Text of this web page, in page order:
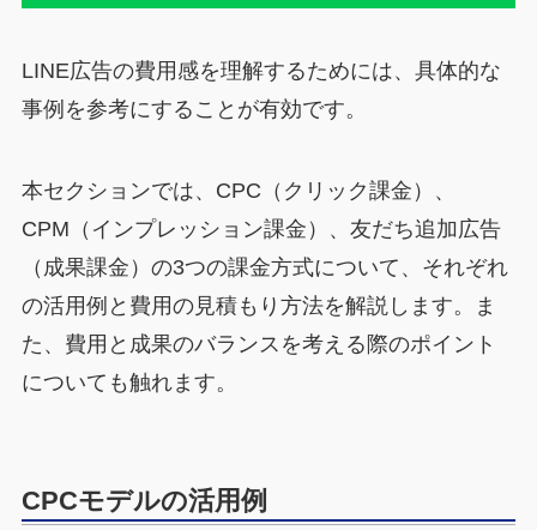
LINE広告の費用感を理解するためには、具体的な
事例を参考にすることが有効です。
本セクションでは、CPC（クリック課金）、
CPM（インプレッション課金）、友だち追加広告
（成果課金）の3つの課金方式について、それぞれ
の活用例と費用の見積もり方法を解説します。ま
た、費用と成果のバランスを考える際のポイント
についても触れます。
CPCモデルの活用例